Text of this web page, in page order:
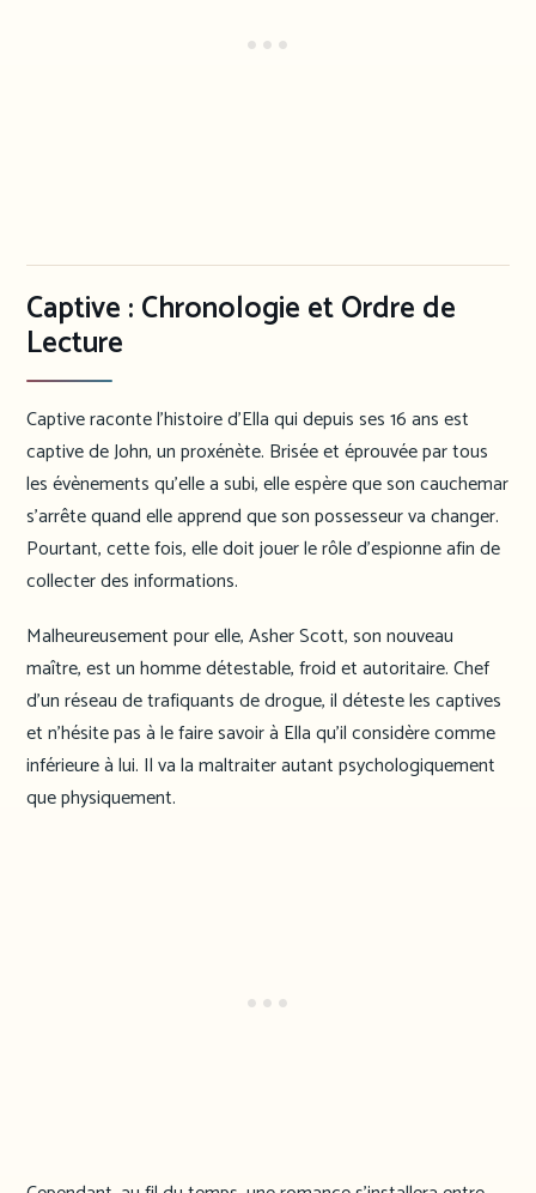
Captive : Chronologie et Ordre de
Lecture
Captive raconte l’histoire d’Ella qui depuis ses 16 ans est
captive de John, un proxénète. Brisée et éprouvée par tous
les évènements qu’elle a subi, elle espère que son cauchemar
s’arrête quand elle apprend que son possesseur va changer.
Pourtant, cette fois, elle doit jouer le rôle d’espionne afin de
collecter des informations.
Malheureusement pour elle, Asher Scott, son nouveau
maître, est un homme détestable, froid et autoritaire. Chef
d’un réseau de trafiquants de drogue, il déteste les captives
et n’hésite pas à le faire savoir à Ella qu’il considère comme
inférieure à lui. Il va la maltraiter autant psychologiquement
que physiquement.